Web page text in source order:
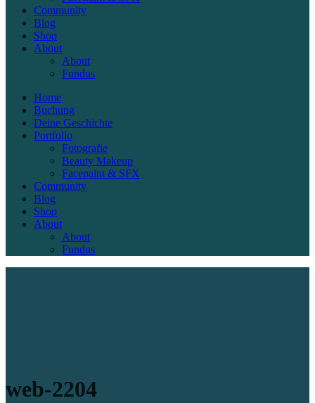
Community
Blog
Shop
About
About
Fundus
Home
Buchung
Deine Geschichte
Portfolio
Fotografie
Beauty Makeup
Facepaint & SFX
Community
Blog
Shop
About
About
Fundus
web-2204